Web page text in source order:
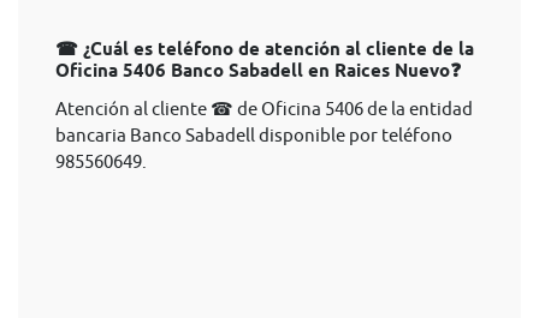
☎ ¿Cuál es teléfono de atención al cliente de la
Oficina 5406 Banco Sabadell en Raices Nuevo❓
Atención al cliente ☎ de Oficina 5406 de la entidad
bancaria Banco Sabadell disponible por teléfono
985560649.